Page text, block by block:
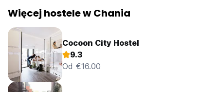
Więcej hostele w Chania
Cocoon City Hostel
9.3
Od €16.00